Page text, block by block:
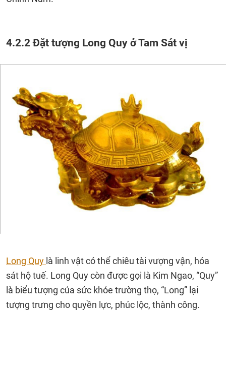
4.2.2 Đặt tượng Long Quy ở Tam Sát vị
Long Quy là linh vật có thể chiêu tài vượng vận, hóa
sát hộ tuế. Long Quy còn được gọi là Kim Ngao, “Quy”
là biểu tượng của sức khỏe trường thọ, “Long” lại
tượng trưng cho quyền lực, phúc lộc, thành công.